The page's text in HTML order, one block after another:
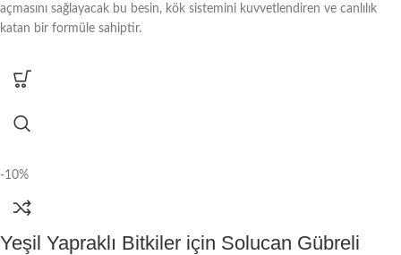
açmasını sağlayacak bu besin, kök sistemini kuvvetlendiren ve canlılık
katan bir formüle sahiptir.
-10%
Yeşil Yapraklı Bitkiler için Solucan Gübreli